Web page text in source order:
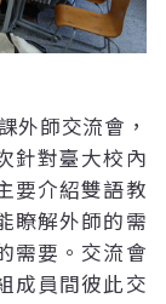
外師交流會，
針對臺大校內
要介紹雙語教
瞭解外師的需
需要。交流會
成員間彼此交